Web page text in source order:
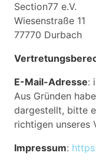
Section77 e.V.
Wiesenstraße 11
77770 Durbach
E-Mail-Adresse:
Aus Gründen
dargestellt, bitte
richtigen unseres
Impressum: